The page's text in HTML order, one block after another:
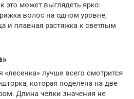
это может выглядеть ярко:
волос на одном уровне,
и плавная растяжка к светлым
лучше всего смотрится
которая поделена на две
Длина челки значения не